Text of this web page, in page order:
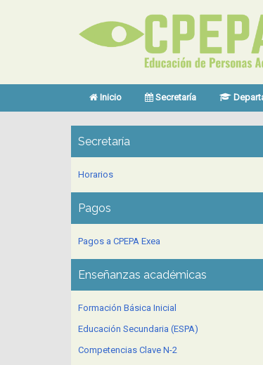
Inicio Secretaría
Secretaría
Horarios
Pagos
Pagos a CPEPA Exea
Enseñanzas académicas
Formación Básica Inicial
Educación Secundaria (ESPA)
Competencias Clave N-2